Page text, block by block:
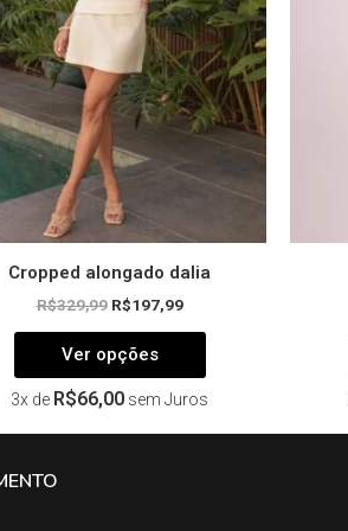
Cropped alongado dalia
R$329,99 R$197,99
Ver opções
opções
podem
ser
escolhidas
na
página
do
produto
3x de R$66,00 sem Juros